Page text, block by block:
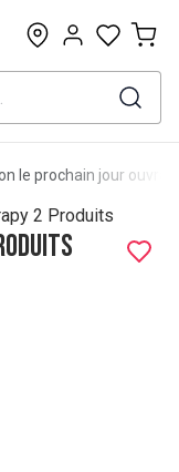
0
le prochain jour
2 Produits